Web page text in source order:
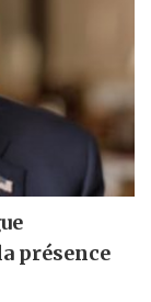
présence